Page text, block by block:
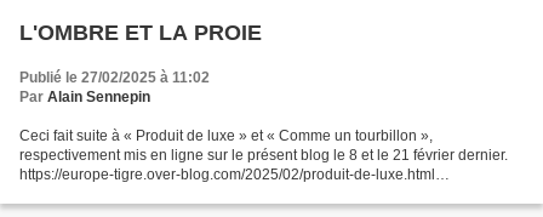
L'OMBRE ET LA PROIE
Publié le 27/02/2025 à 11:02
Par Alain Sennepin
Ceci fait suite à « Produit de luxe » et « Comme un tourbillon »,
respectivement mis en ligne sur le présent blog le 8 et le 21 février dernier.
https://europe-tigre.over-blog.com/2025/02/produit-de-luxe.html